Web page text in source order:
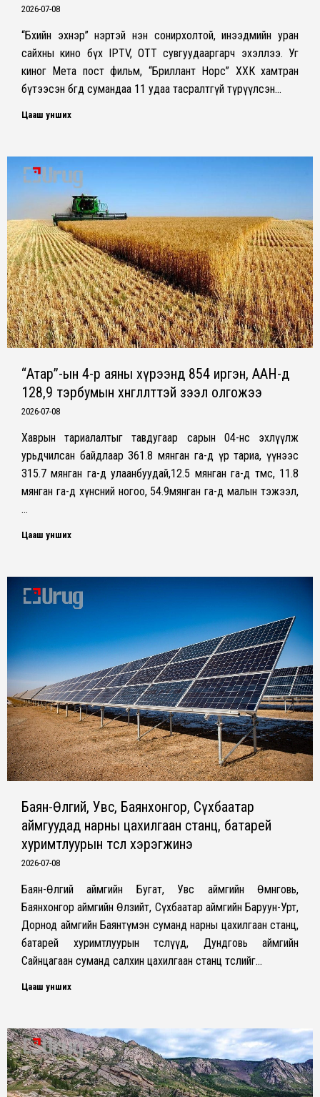
2026-07-08
​“Бөхийн эхнэр” нэртэй нэн сонирхолтой, инээдмийн уран
сайхны кино бүх IPTV, OTT сувгуудааргарч эхэллээ. Уг
киног Мета пост фильм, “Бриллант Норс” ХХК хамтран
бүтээсэн бөгөөд сумандаа 11 удаа тасралтгүй түрүүлсэн…
Цааш унших
“Атар”-ын 4-р аяны хүрээнд 854 иргэн, ААН-д
128,9 тэрбумын хөнгөлөлттэй зээл олгожээ
2026-07-08
Хаврын тариалалтыг тавдугаар сарын 04-нөөс эхлүүлж
урьдчилсан байдлаар 361.8 мянган га-д үр тариа, үүнээс
315.7 мянган га-д улаанбуудай,12.5 мянган га-д төмс, 11.8
мянган га-д хүнсний ногоо, 54.9мянган га-д малын тэжээл,
…
Цааш унших
Баян-Өлгий, Увс, Баянхонгор, Сүхбаатар
аймгуудад нарны цахилгаан станц, батарей
хуримтлуурын төсөл хэрэгжинэ
2026-07-08
Баян-Өлгий аймгийн Бугат, Увс аймгийн Өмнөговь,
Баянхонгор аймгийн Өлзийт, Сүхбаатар аймгийн Баруун-Урт,
Дорнод аймгийн Баянтүмэн суманд нарны цахилгаан станц,
батарей хуримтлуурын төслүүд, Дундговь аймгийн
Сайнцагаан суманд салхин цахилгаан станц төслийг…
Цааш унших